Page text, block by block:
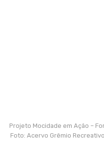
Projeto Mocidade em Ação –
Foto: Acervo Grêmio